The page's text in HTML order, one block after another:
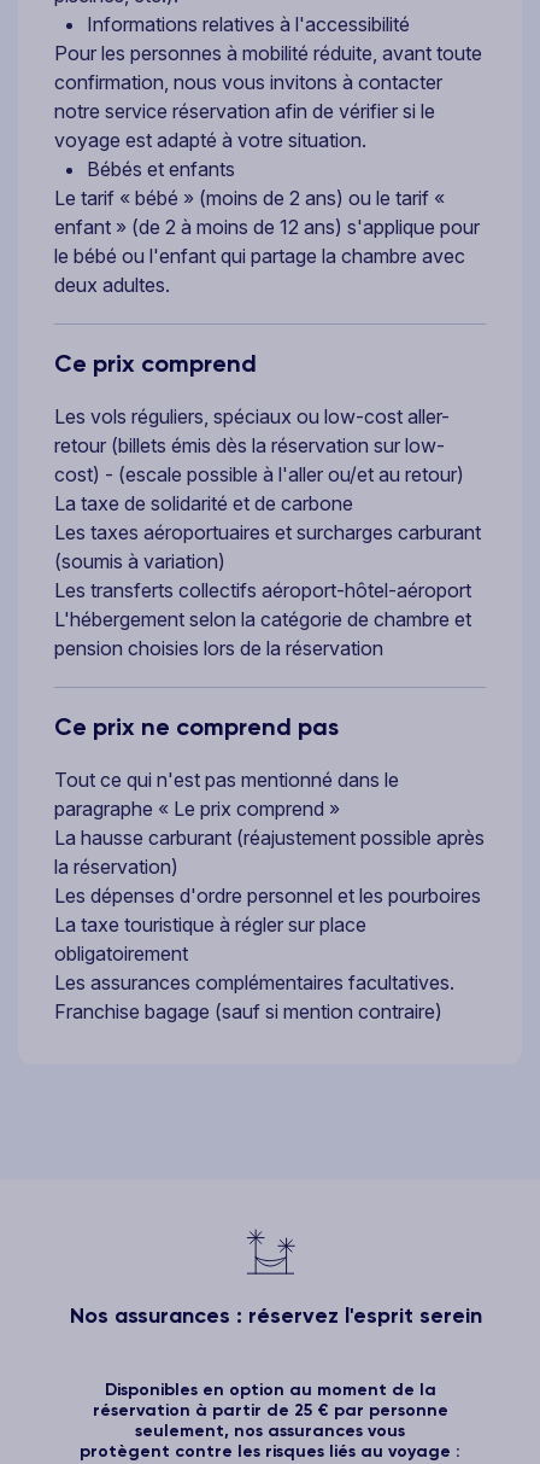
Informations relatives à l'accessibilité
Pour les personnes à mobilité réduite, avant toute
confirmation, nous vous invitons à contacter
notre service réservation afin de vérifier si le
voyage est adapté à votre situation.
Bébés et enfants
Le tarif « bébé » (moins de 2 ans) ou le tarif «
enfant » (de 2 à moins de 12 ans) s'applique pour
le bébé ou l'enfant qui partage la chambre avec
deux adultes.
Ce prix comprend
Les vols réguliers, spéciaux ou low-cost aller-
retour (billets émis dès la réservation sur low-
cost) - (escale possible à l'aller ou/et au retour)
La taxe de solidarité et de carbone
Les taxes aéroportuaires et surcharges carburant
(soumis à variation)
Les transferts collectifs aéroport-hôtel-aéroport
L'hébergement selon la catégorie de chambre et
pension choisies lors de la réservation
Ce prix ne comprend pas
Tout ce qui n'est pas mentionné dans le
paragraphe « Le prix comprend »
La hausse carburant (réajustement possible après
la réservation)
Les dépenses d'ordre personnel et les pourboires
La taxe touristique à régler sur place
obligatoirement
Les assurances complémentaires facultatives.
Franchise bagage (sauf si mention contraire)
Nos assurances : réservez l'esprit serein
Disponibles en option au moment de la
réservation à partir de 25 € par personne
seulement, nos assurances vous
protègent contre les risques liés au voyage :